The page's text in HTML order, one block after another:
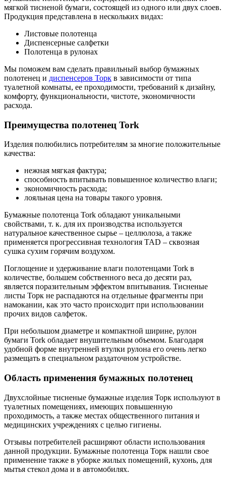
мягкой тисненой бумаги, состоящей из одного или двух слоев.
Продукция представлена в нескольких видах:
Листовые полотенца
Диспенсерные салфетки
Полотенца в рулонах
Мы поможем вам сделать правильный выбор бумажных
полотенец и диспенсеров Торк в зависимости от типа
туалетной комнаты, ее проходимости, требований к дизайну,
комфорту, функциональности, чистоте, экономичности
расхода.
Преимущества полотенец Tork
Изделия полюбились потребителям за многие положительные
качества:
нежная мягкая фактура;
способность впитывать повышенное количество влаги;
экономичность расхода;
лояльная цена на товары такого уровня.
Бумажные полотенца Tork обладают уникальными
свойствами, т. к. для их производства используется
натуральное качественное сырье – целлюлоза, а также
применяется прогрессивная технология TAD – сквозная
сушка сухим горячим воздухом.
Поглощение и удерживание влаги полотенцами Tork в
количестве, большем собственного веса до десяти раз,
является поразительным эффектом впитывания. Тисненые
листы Торк не распадаются на отдельные фрагменты при
намокании, как это часто происходит при использовании
прочих видов салфеток.
При небольшом диаметре и компактной ширине, рулон
бумаги Tork обладает внушительным объемом. Благодаря
удобной форме внутренней втулки рулона его очень легко
размещать в специальном раздаточном устройстве.
Область применения бумажных полотенец
Двухслойные тисненые бумажные изделия Торк используют в
туалетных помещениях, имеющих повышенную
проходимость, а также местах общественного питания и
медицинских учреждениях с целью гигиены.
Отзывы потребителей расширяют области использования
данной продукции. Бумажные полотенца Торк нашли свое
применение также в уборке жилых помещений, кухонь, для
мытья стекол дома и в автомобилях.